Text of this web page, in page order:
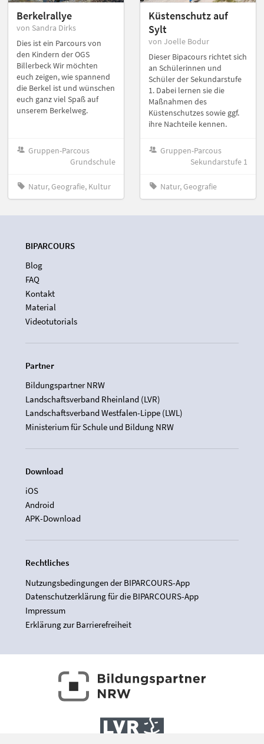
Berkelrallye
von Sandra Dirks
Dies ist ein Parcours von
den Kindern der OGS
Billerbeck Wir möchten
euch zeigen, wie spannend
die Berkel ist und wünschen
euch ganz viel Spaß auf
unserem Berkelweg.
Gruppen-Parcous
Grundschule
Natur, Geografie, Kultur
Küstenschutz auf
Sylt
von Joelle Bodur
Dieser Bipacours richtet sich
an Schülerinnen und
Schüler der Sekundarstufe
1. Dabei lernen sie die
Maßnahmen des
Küstenschutzes sowie ggf.
ihre Nachteile kennen.
Gruppen-Parcous
Sekundarstufe 1
Natur, Geografie
BIPARCOURS
Blog
FAQ
Kontakt
Material
Videotutorials
Partner
Bildungspartner NRW
Landschaftsverband Rheinland (LVR)
Landschaftsverband Westfalen-Lippe (LWL)
Ministerium für Schule und Bildung NRW
Download
iOS
Android
APK-Download
Rechtliches
Nutzungsbedingungen der BIPARCOURS-App
Datenschutzerklärung für die BIPARCOURS-App
Impressum
Erklärung zur Barrierefreiheit